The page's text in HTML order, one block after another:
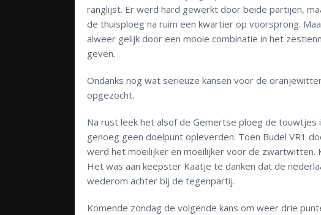
ranglijst. Er werd hard gewerkt door beide partijen,
de thuisploeg na ruim een kwartier op voorsprong.
alweer gelijk door een mooie combinatie in het
geven.
Ondanks nog wat serieuze kansen voor de
opgezocht.
Na rust leek het alsof de Gemertse ploeg de touwtjes
genoeg geen doelpunt opleverden. Toen Budel VR1
werd het moeilijker en moeilijker voor de zwartwitten.
Het was aan keepster Kaatje te danken dat de
wederom achter bij de tegenpartij.
Komende zondag de volgende kans om weer drie